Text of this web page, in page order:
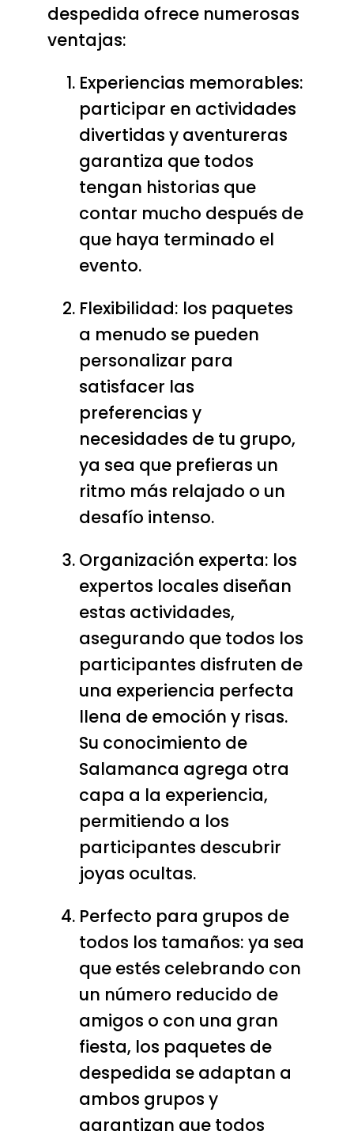
despedida ofrece numerosas
ventajas:
Experiencias memorables:
participar en actividades
divertidas y aventureras
garantiza que todos
tengan historias que
contar mucho después de
que haya terminado el
evento.
Flexibilidad: los paquetes
a menudo se pueden
personalizar para
satisfacer las
preferencias y
necesidades de tu grupo,
ya sea que prefieras un
ritmo más relajado o un
desafío intenso.
Organización experta: los
expertos locales diseñan
estas actividades,
asegurando que todos los
participantes disfruten de
una experiencia perfecta
llena de emoción y risas.
Su conocimiento de
Salamanca agrega otra
capa a la experiencia,
permitiendo a los
participantes descubrir
joyas ocultas.
Perfecto para grupos de
todos los tamaños: ya sea
que estés celebrando con
un número reducido de
amigos o con una gran
fiesta, los paquetes de
despedida se adaptan a
ambos grupos y
garantizan que todos